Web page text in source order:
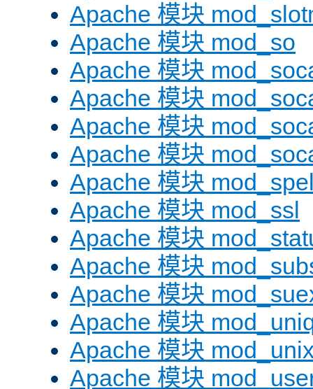
Apache 模块
Apache 模块 mod_so
Apache 模块
Apache 模块
Apache 模块
Apache 模块
Apache 模块
Apache 模块 mod_ssl
Apache 模块
Apache 模块
Apache 模块
Apache 模块
Apache 模块
Apache 模块